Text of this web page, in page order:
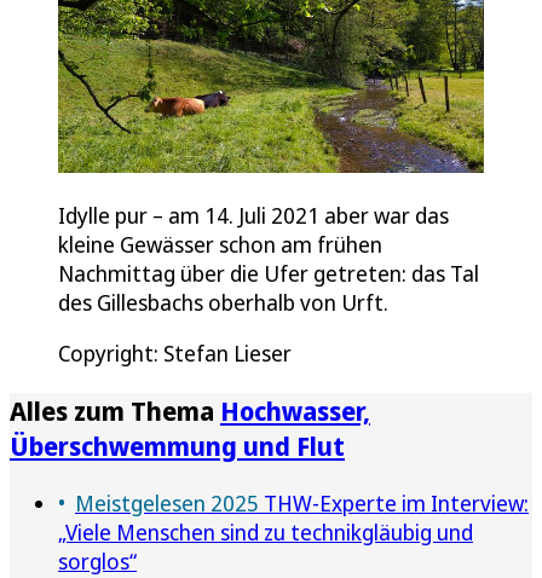
Idylle pur – am 14. Juli 2021 aber war das
kleine Gewässer schon am frühen
Nachmittag über die Ufer getreten: das Tal
des Gillesbachs oberhalb von Urft.
Copyright: Stefan Lieser
Alles zum Thema Hochwasser,
Überschwemmung und Flut
Meistgelesen 2025 THW-Experte im Interview:
„Viele Menschen sind zu technikgläubig und
sorglos“